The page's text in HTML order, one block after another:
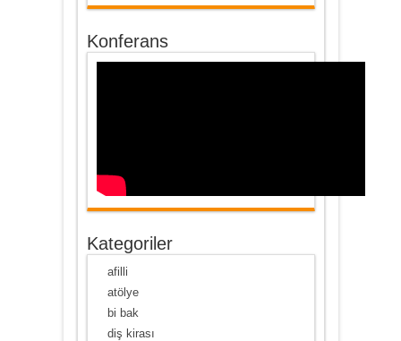
Konferans
Kategoriler
afilli
atölye
bi bak
diş kirası